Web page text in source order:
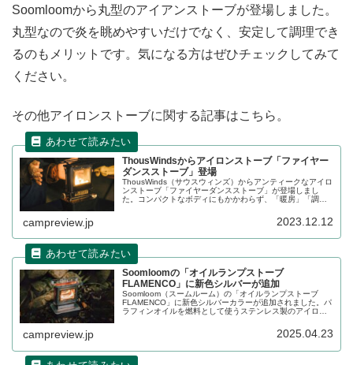
Soomloomから丸型のアイアンストーブが登場しました。
丸型なので炎を眺めやすいだけでなく、安定して調理でき
るのもメリットです。気になる方はぜひチェックしてみて
ください。
その他アイロンストーブに関する記事はこちら。
ThousWindsからアイロンストーブ「ファイヤー
ダンスストーブ」登場
ThousWinds（サウスウィンズ）からアンティークなアイロ
ンストーブ「ファイヤーダンスストーブ」が登場しまし
た。コンパクトなボディにもかかわらず、「暖房」「調
campreview.jp 2023.12.12
Soomloomの「オイルランプストーブ
FLAMENCO」に新色シルバーが追加
Soomloom（スームルーム）の「オイルランプストーブ
FLAMENCO」に新色シルバーカラーが追加されました。パ
ラフィンオイルを燃料として使うステンレス製のアイロン
ており、上にクッカー、スキレットなどを載せて直火で調
campreview.jp 2025.04.23